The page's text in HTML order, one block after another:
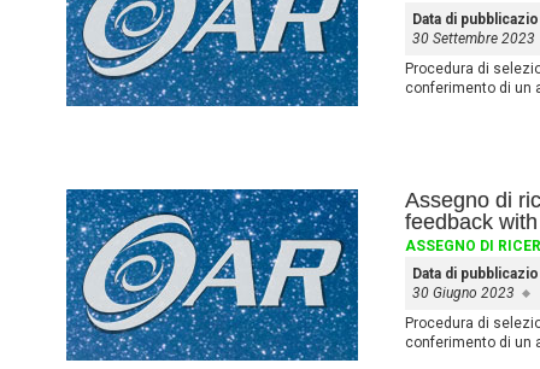
Data di
30 Settembre 2023
Procedura di
conferimento di un
Assegno di
feedback
ASSEGNO DI
Data di
30 Giugno 2023
Procedura di
conferimento di un